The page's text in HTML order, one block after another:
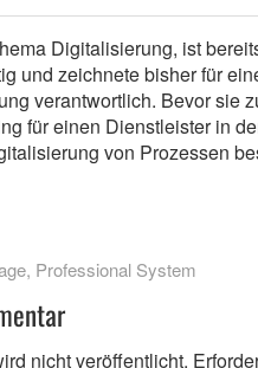
Digitalisierung, ist
und zeichnete bisher für
verantwortlich. Bevor sie
für einen Dienstleister in
von Prozessen
, Professional System
nicht veröffentlicht.